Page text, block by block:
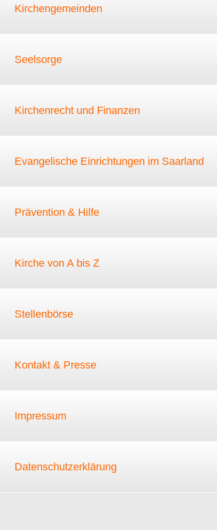
Kirchengemeinden
Seelsorge
Kirchenrecht und Finanzen
Evangelische Einrichtungen im Saarland
Prävention & Hilfe
Kirche von A bis Z
Stellenbörse
Kontakt & Presse
Impressum
Datenschutzerklärung